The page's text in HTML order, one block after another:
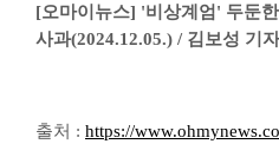
[오마이뉴스] '비상계엄' 두둔
사과(2024.12.05.) / 김보성 기자
출처 : https://